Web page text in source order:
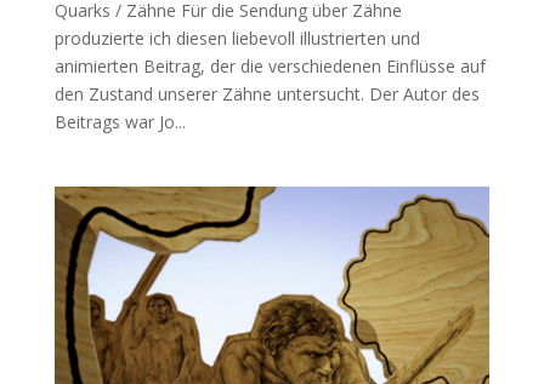
Quarks / Zähne Für die Sendung über Zähne
produzierte ich diesen liebevoll illustrierten und
animierten Beitrag, der die verschiedenen Einflüsse auf
den Zustand unserer Zähne untersucht. Der Autor des
Beitrags war Jo...